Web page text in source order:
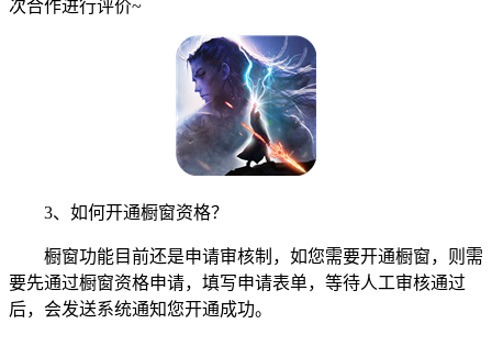
次合作进行评价~
3、如何开通橱窗资格？
橱窗功能目前还是申请审核制，如您需要开通橱窗，则需
要先通过橱窗资格申请，填写申请表单，等待人工审核通过
后，会发送系统通知您开通成功。